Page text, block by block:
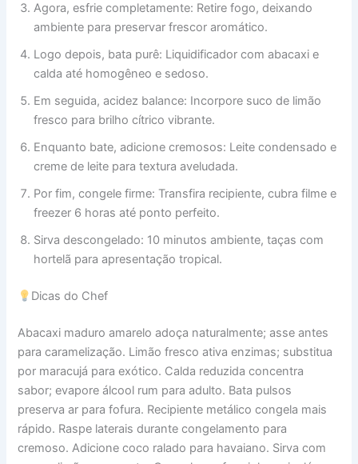
Agora, esfrie completamente: Retire fogo, deixando
ambiente para preservar frescor aromático.
Logo depois, bata purê: Liquidificador com abacaxi e
calda até homogêneo e sedoso.
Em seguida, acidez balance: Incorpore suco de limão
fresco para brilho cítrico vibrante.
Enquanto bate, adicione cremosos: Leite condensado e
creme de leite para textura aveludada.
Por fim, congele firme: Transfira recipiente, cubra filme e
freezer 6 horas até ponto perfeito.
Sirva descongelado: 10 minutos ambiente, taças com
hortelã para apresentação tropical.
Dicas do Chef
Abacaxi maduro amarelo adoça naturalmente; asse antes
para caramelização. Limão fresco ativa enzimas; substitua
por maracujá para exótico. Calda reduzida concentra
sabor; evapore álcool rum para adulto. Bata pulsos
preserva ar para fofura. Recipiente metálico congela mais
rápido. Raspe laterais durante congelamento para
cremoso. Adicione coco ralado para havaiano. Sirva com